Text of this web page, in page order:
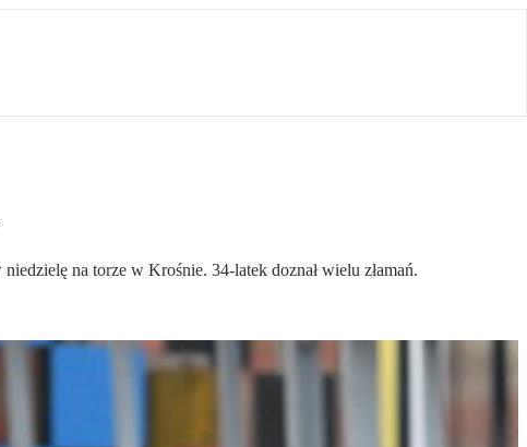
na torze w Krośnie. 34-latek doznał wielu złamań.